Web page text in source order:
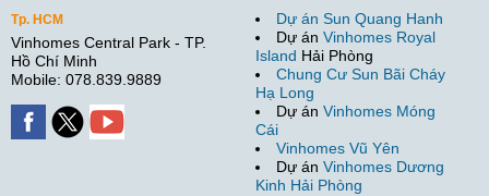
Tp. HCM
Vinhomes Central Park - TP.
Hồ Chí Minh
Mobile: 078.839.9889
Dự án Sun Quang Hanh
Dự án Vinhomes Royal
Island Hải Phòng
Chung Cư Sun Bãi Cháy
Hạ Long
Dự án Vinhomes Móng
Cái
Vinhomes Vũ Yên
Dự án Vinhomes Dương
Kinh Hải Phòng